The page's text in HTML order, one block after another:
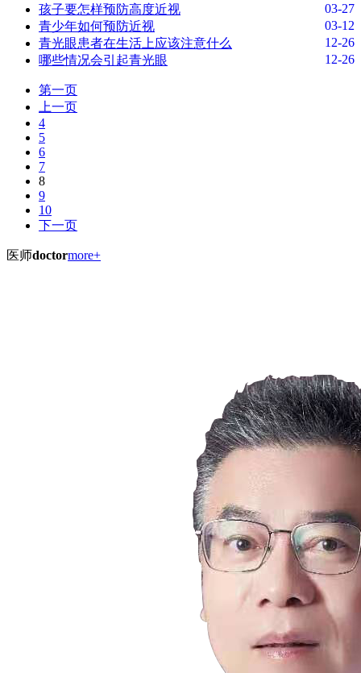
孩子要怎样预防高度近视
03-27
青少年如何预防近视
03-12
青光眼患者在生活上应该注意什么
12-26
哪些情况会引起青光眼
12-26
第一页
上一页
4
5
6
7
8
9
10
下一页
医师doctormore+